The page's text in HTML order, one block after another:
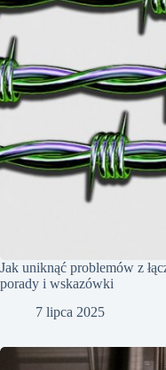
Jak uniknąć problemów z
porady i wskazówki
7 lipca 2025